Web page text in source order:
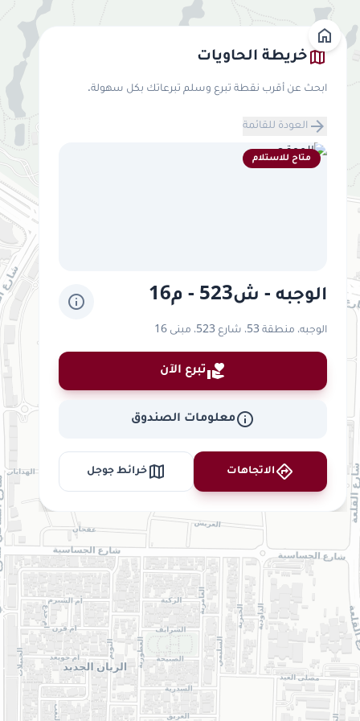
home
map خريطة الحاويات
ابحث عن أقرب نقطة تبرع وسلم تبرعاتك بكل سهولة.
arrow_forward العودة للقائمة
متاح للاستلام
الوجبه - ش523 - م16 info
الوجبه، منطقة 53، شارع 523، مبنى 16
volunteer_activismتبرع الآن
infoمعلومات الصندوق
directions الاتجاهات mapخرائط جوجل